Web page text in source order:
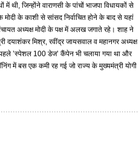
थी, जिन्होंने वाराणसी के पांचों भाजपा विधायकों से
के काशी से सांसद निर्वाचित होने के बाद से यहां
अध्यक्ष मोदी के पक्ष में अलख जगाते रहे। शाह ने
दयाशंकर मिश्र, रवींद्र जायसवाल व महानगर अध्यक्ष
पहले ’स्पेशल 100 डेज’ कैंपेन भी चलाया गया था और
में बस एक कमी रह गई जो राज्य के मुख्यमंत्री योगी